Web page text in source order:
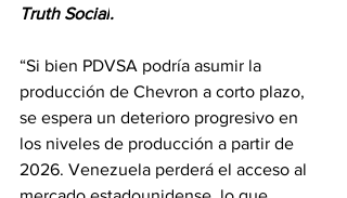
Truth Social.
“Si bien PDVSA podría asumir la
producción de Chevron a corto plazo,
se espera un deterioro progresivo en
los niveles de producción a partir de
2026. Venezuela perderá el acceso al